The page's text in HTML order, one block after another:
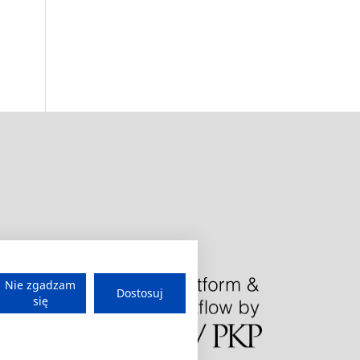
Nie zgadzam
się
Dostosuj